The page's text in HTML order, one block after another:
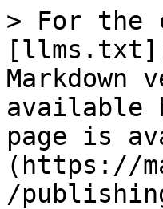
> For the
Markdown
available
page is
(https://
/